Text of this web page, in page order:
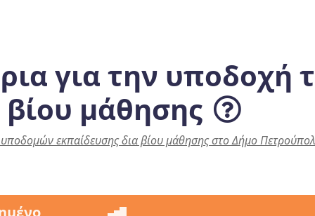
για την υποδοχή
μάθησης
εκπαίδευσης δια βίου μάθησης στο Δήμο